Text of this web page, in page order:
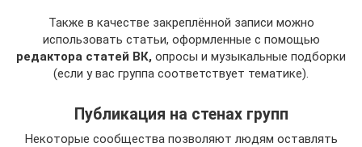
Также в качестве закреплённой записи можно
использовать статьи, оформленные с помощью
редактора статей ВК, опросы и музыкальные подборки
(если у вас группа соответствует тематике).
Публикация на стенах групп
Некоторые сообщества позволяют людям оставлять